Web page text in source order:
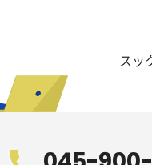
スッ